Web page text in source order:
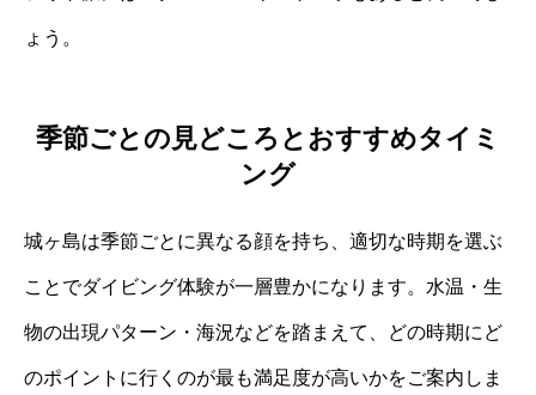
ょう。
季節ごとの見どころとおすすめタイミ
ング
城ヶ島は季節ごとに異なる顔を持ち、適切な時期を選ぶ
ことでダイビング体験が一層豊かになります。水温・生
物の出現パターン・海況などを踏まえて、どの時期にど
のポイントに行くのが最も満足度が高いかをご案内しま